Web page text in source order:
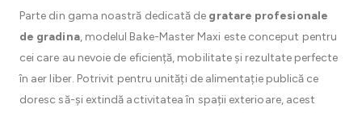
Parte din gama noastră dedicată de gratare profesionale
de gradina, modelul Bake-Master Maxi este conceput pentru
cei care au nevoie de eficiență, mobilitate și rezultate perfecte
în aer liber. Potrivit pentru unități de alimentație publică ce
doresc să-și extindă activitatea în spații exterioare, acest